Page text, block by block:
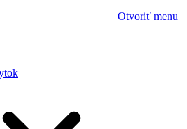
Otvoriť menu